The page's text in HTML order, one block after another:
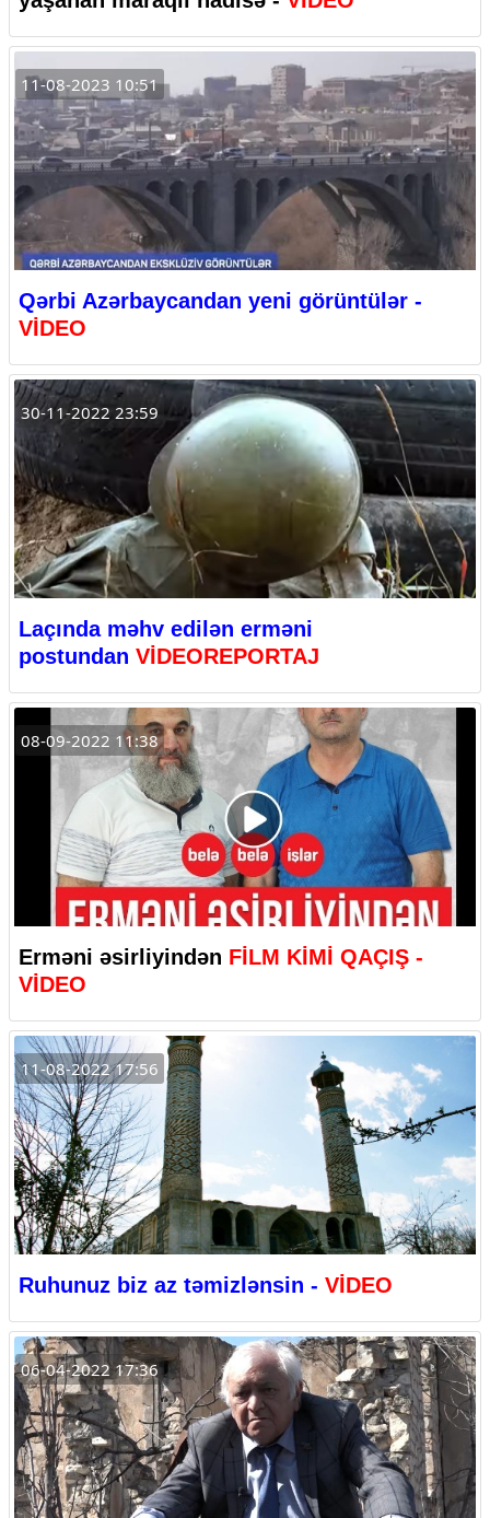
11-08-2023 10:51
Qərbi Azərbaycandan yeni görüntülər -
VİDEO
30-11-2022 23:59
Laçında məhv edilən erməni
postundan VİDEOREPORTAJ
08-09-2022 11:38
Erməni əsirliyindən FİLM KİMİ QAÇIŞ -
VİDEO
11-08-2022 17:56
Ruhunuz biz az təmizlənsin - VİDEO
06-04-2022 17:36